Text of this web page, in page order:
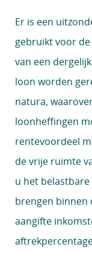
Er is een
gebruikt voor
van een
loon worden
natura,
loonheffingen
rentevoordeel
de vrije ruimte
u het
brengen binnen
aangifte